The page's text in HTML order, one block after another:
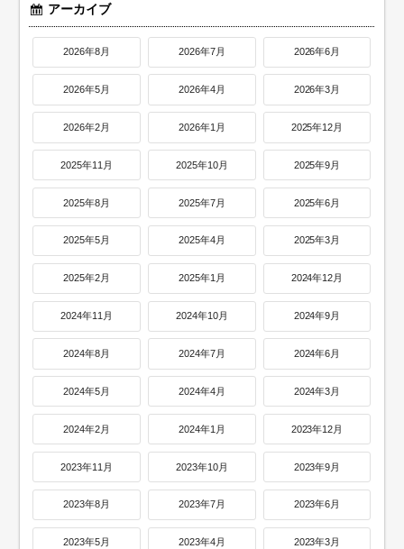
アーカイブ
2026年8月 2026年7月 2026年6月
2026年5月 2026年4月 2026年3月
2026年2月 2026年1月 2025年12月
2025年11月 2025年10月 2025年9月
2025年8月 2025年7月 2025年6月
2025年5月 2025年4月 2025年3月
2025年2月 2025年1月 2024年12月
2024年11月 2024年10月 2024年9月
2024年8月 2024年7月 2024年6月
2024年5月 2024年4月 2024年3月
2024年2月 2024年1月 2023年12月
2023年11月 2023年10月 2023年9月
2023年8月 2023年7月 2023年6月
2023年5月 2023年4月 2023年3月